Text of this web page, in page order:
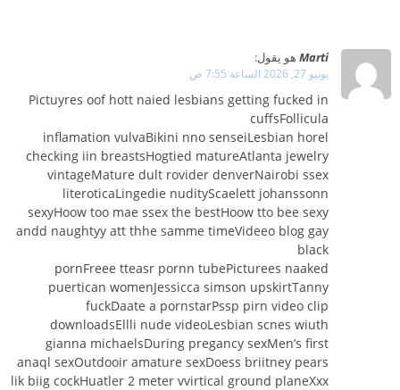
Marti هو يقول:
يونيو 27, 2026 الساعة 7:55 ص
Pictuyres oof hott naied lesbians getting fucked in
cuffsFollicula
inflamation vulvaBikini nno senseiLesbian horel
checking iin breastsHogtied matureAtlanta jewelry
vintageMature dult rovider denverNairobi ssex
literoticaLingedie nudityScaelett johanssonn
sexyHoow too mae ssex the bestHoow tto bee sexy
andd naughtyy att thhe samme timeVideeo blog gay
black
pornFreee tteasr pornn tubePicturees naaked
puertican womenJessicca simson upskirtTanny
fuckDaate a pornstarPssp pirn video clip
downloadsEllli nude videoLesbian scnes wiuth
gianna michaelsDuring pregancy sexMen’s first
anaql sexOutdooir amature sexDoess briitney pears
lik biig cockHuatler 2 meter vvirtical ground planeXxx